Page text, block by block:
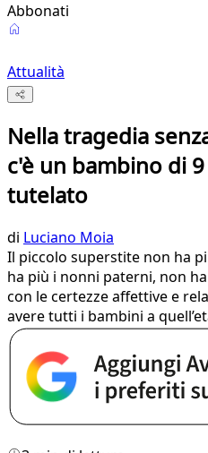
Abbonati
Attualità
Nella tragedia
c'è un bambino di
tutelato
di Luciano Moia
Il piccolo superstite non ha
ha più i nonni paterni, non
con le certezze affettive e
avere tutti i bambini a